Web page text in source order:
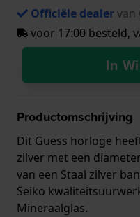
Officiële dealervan
voor 17:00 besteld,
In
Productomschrijving
Dit Guess horloge
zilver met een
van een Staal zilver
Seiko
Mineraalglas.